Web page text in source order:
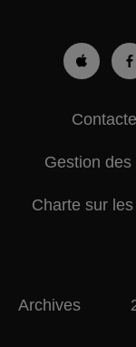
Gestion des
Charte sur
Archives